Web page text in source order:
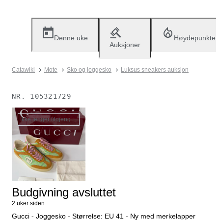
Denne uke
Auksjoner
Høydepunkter
Catawiki Mote Sko og joggesko Luksus sneakers auksjon
NR. 105321729
Ikke lenger tilgjengelig
Budgivning avsluttet
2 uker siden
Gucci - Joggesko - Størrelse: EU 41 - Ny med merkelapper